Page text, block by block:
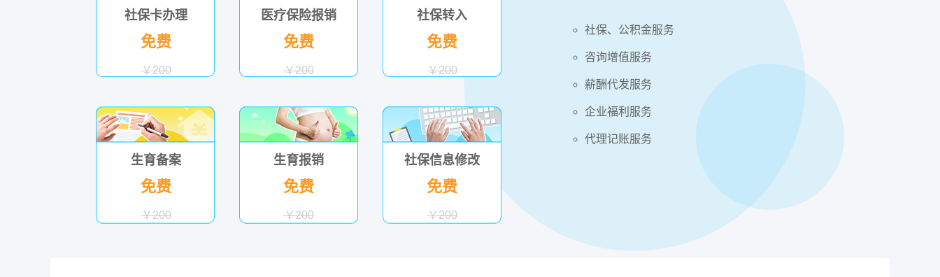
社保卡办理
免费
￥200
医疗保险报销
免费
￥200
社保转入
免费
￥200
生育备案
免费
￥200
生育报销
免费
￥200
社保信息修改
免费
￥200
社保、公积金服务
咨询增值服务
薪酬代发服务
企业福利服务
代理记账服务